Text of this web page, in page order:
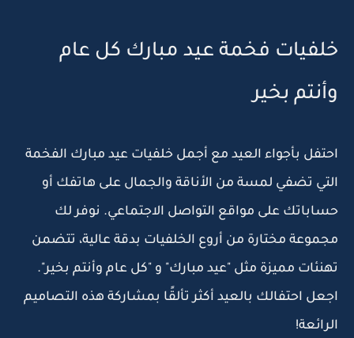
خلفيات فخمة عيد مبارك كل عام
وأنتم بخير
احتفل بأجواء العيد مع أجمل خلفيات عيد مبارك الفخمة
التي تضفي لمسة من الأناقة والجمال على هاتفك أو
حساباتك على مواقع التواصل الاجتماعي. نوفر لك
مجموعة مختارة من أروع الخلفيات بدقة عالية، تتضمن
تهنئات مميزة مثل "عيد مبارك" و "كل عام وأنتم بخير".
اجعل احتفالك بالعيد أكثر تألقًا بمشاركة هذه التصاميم
الرائعة!